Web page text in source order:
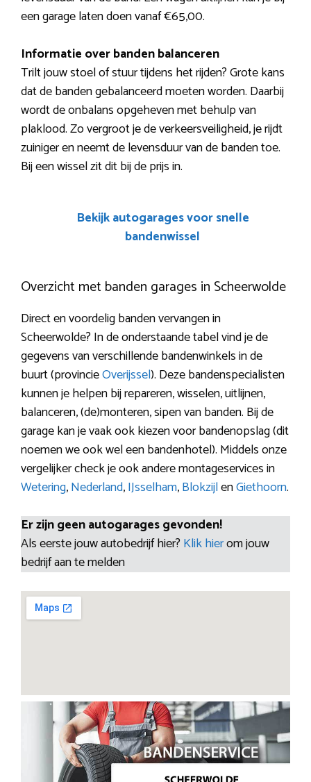
een garage laten doen vanaf €65,00.
Informatie over banden balanceren
Trilt jouw stoel of stuur tijdens het rijden? Grote kans
dat de banden gebalanceerd moeten worden. Daarbij
wordt de onbalans opgeheven met behulp van
plaklood. Zo vergroot je de verkeersveiligheid, je rijdt
zuiniger en neemt de levensduur van de banden toe.
Bij een wissel zit dit bij de prijs in.
Bekijk autogarages voor snelle
bandenwissel
Overzicht met banden garages in Scheerwolde
Direct en voordelig banden vervangen in
Scheerwolde? In de onderstaande tabel vind je de
gegevens van verschillende bandenwinkels in de
buurt (provincieOverijssel). Deze bandenspecialisten
kunnen je helpen bij repareren, wisselen, uitlijnen,
balanceren, (de)monteren, sipen van banden. Bij de
garage kan je vaak ook kiezen voor bandenopslag (dit
noemen we ook wel een bandenhotel). Middels onze
vergelijker check je ook andere montageservices in
Wetering,Nederland,IJsselham,BlokzijlenGiethoorn.
Er zijn geen autogarages gevonden!
Als eerste jouw autobedrijf hier? Klik hierom jouw
bedrijf aan te melden